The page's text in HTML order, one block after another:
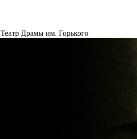
Театр Драмы им. Горького